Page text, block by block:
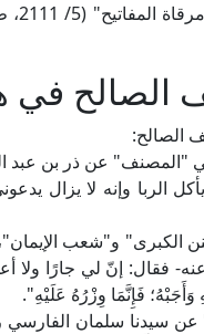
2111، ط. دار الفكر): [«
الصالح في
الصالح:
"المصنف" عن ذر بن عبد
الربا وإنه لا يزال
الكبرى" و"شعب
فقال: إنّ لي جارًا ولا
وَأَجَبْهُ؛ فَإِنَّمَا وِزْرُهُ عَلَيْهِ".
سيدنا سلمان